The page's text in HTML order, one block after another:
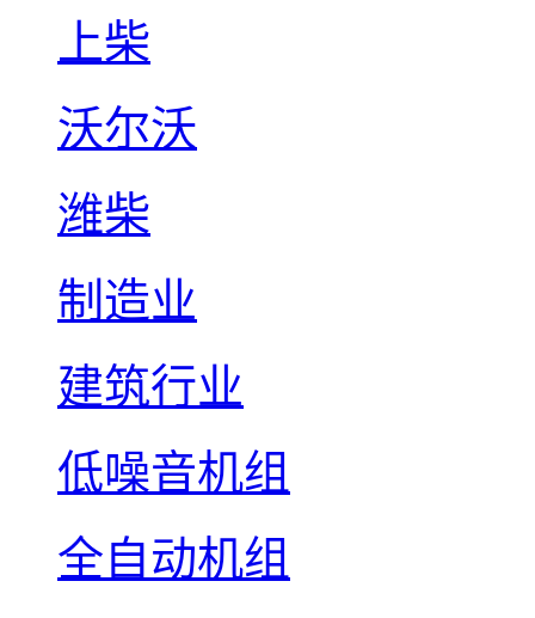
上柴
沃尔沃
潍柴
制造业
建筑行业
低噪音机组
全自动机组